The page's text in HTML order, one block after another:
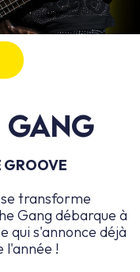
GANG
GROOVE
transforme
Gang débarque à
qui s'annonce déjà
l'année !